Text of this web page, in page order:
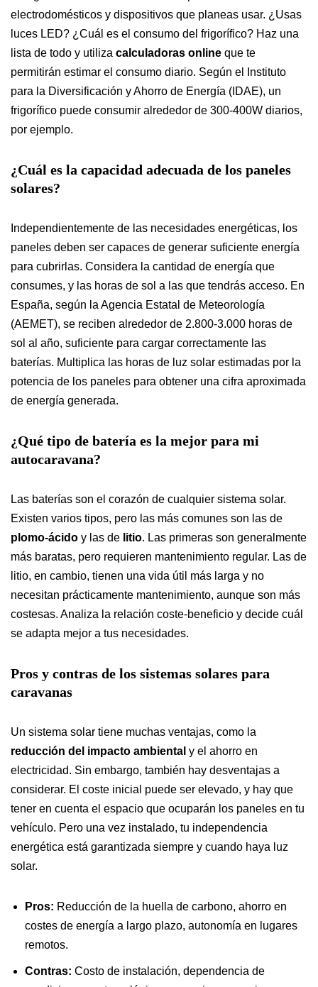
electrodomésticos y dispositivos que planeas usar. ¿Usas
luces LED? ¿Cuál es el consumo del frigorífico? Haz una
lista de todo y utiliza calculadoras online que te
permitirán estimar el consumo diario. Según el Instituto
para la Diversificación y Ahorro de Energía (IDAE), un
frigorífico puede consumir alrededor de 300-400W diarios,
por ejemplo.
¿Cuál es la capacidad adecuada de los paneles
solares?
Independientemente de las necesidades energéticas, los
paneles deben ser capaces de generar suficiente energía
para cubrirlas. Considera la cantidad de energía que
consumes, y las horas de sol a las que tendrás acceso. En
España, según la Agencia Estatal de Meteorología
(AEMET), se reciben alrededor de 2.800-3.000 horas de
sol al año, suficiente para cargar correctamente las
baterías. Multiplica las horas de luz solar estimadas por la
potencia de los paneles para obtener una cifra aproximada
de energía generada.
¿Qué tipo de batería es la mejor para mi
autocaravana?
Las baterías son el corazón de cualquier sistema solar.
Existen varios tipos, pero las más comunes son las de
plomo-ácido y las de litio. Las primeras son generalmente
más baratas, pero requieren mantenimiento regular. Las de
litio, en cambio, tienen una vida útil más larga y no
necesitan prácticamente mantenimiento, aunque son más
costesas. Analiza la relación coste-beneficio y decide cuál
se adapta mejor a tus necesidades.
Pros y contras de los sistemas solares para
caravanas
Un sistema solar tiene muchas ventajas, como la
reducción del impacto ambiental y el ahorro en
electricidad. Sin embargo, también hay desventajas a
considerar. El coste inicial puede ser elevado, y hay que
tener en cuenta el espacio que ocuparán los paneles en tu
vehículo. Pero una vez instalado, tu independencia
energética está garantizada siempre y cuando haya luz
solar.
Pros: Reducción de la huella de carbono, ahorro en
costes de energía a largo plazo, autonomía en lugares
remotos.
Contras: Costo de instalación, dependencia de